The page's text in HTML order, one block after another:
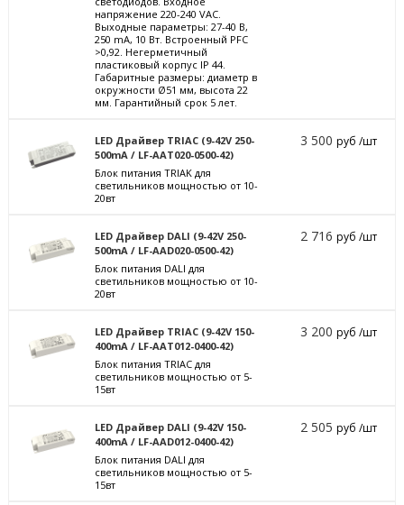
напряжение 220-240 VAC.
Выходные параметры: 27-40 В,
250 mА, 10 Вт. Встроенный PFC
>0,92. Негерметичный
пластиковый корпус IP 44.
Габаритные размеры: диаметр в
окружности Ø51 мм, высота 22
мм. Гарантийный срок 5 лет.
LED Драйвер TRIAC (9-42V 250-
500mA / LF-AAT020-0500-42)
Блок питания TRIAK для
светильников мощностью от 10-
20вт
3 500руб /шт
LED Драйвер DALI (9-42V 250-
500mA / LF-AAD020-0500-42)
Блок питания DALI для
светильников мощностью от 10-
20вт
2 716руб /шт
LED Драйвер TRIAC (9-42V 150-
400mA / LF-AAT012-0400-42)
Блок питания TRIAC для
светильников мощностью от 5-
15вт
3 200руб /шт
LED Драйвер DALI (9-42V 150-
400mA / LF-AAD012-0400-42)
Блок питания DALI для
светильников мощностью от 5-
15вт
2 505руб /шт